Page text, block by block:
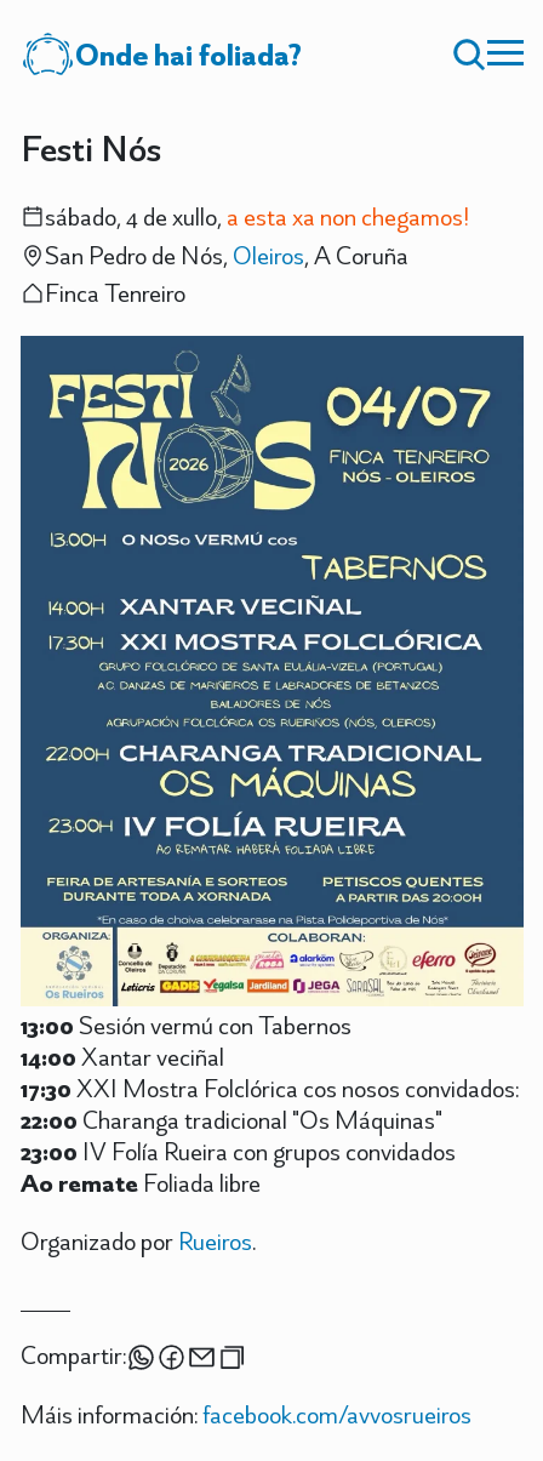
Onde hai foliada?
Festi Nós
sábado, 4 de xullo, a esta xa non chegamos!
San Pedro de Nós, Oleiros, A Coruña
Finca Tenreiro
13:00Sesión vermú con Tabernos
14:00Xantar veciñal
17:30XXI Mostra Folclórica cos nosos convidados:
22:00 Charanga tradicional "Os Máquinas"
23:00 IV Folía Rueira con grupos convidados
Ao remateFoliada libre
Organizado por Rueiros.
Compartir:
Máis información:facebook.com/avvosrueiros